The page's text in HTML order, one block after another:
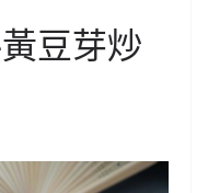
豆芽炒